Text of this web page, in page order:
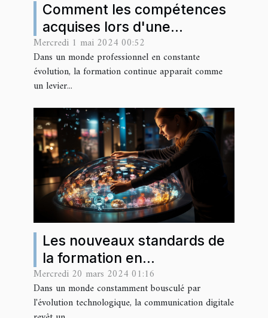
Comment les compétences
acquises lors d'une
formation CSE peuvent
booster votre carrière dans
le secteur public
Mercredi 1 mai 2024 00:52
Dans un monde professionnel en constante
évolution, la formation continue apparaît comme
un levier...
Les nouveaux standards de
la formation en
communication digitale pour
rester compétitif en 2024
Mercredi 20 mars 2024 01:16
Dans un monde constamment bousculé par
l'évolution technologique, la communication digitale